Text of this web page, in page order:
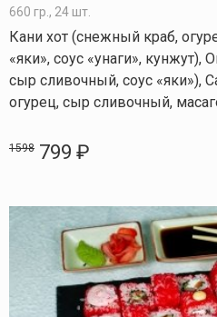
660 гр., 24 шт.
Кани хот (снежный краб,
«яки», соус «унаги», кунжут),
сыр сливочный, соус «яки»),
огурец, сыр сливочный,
1598 799 ₽